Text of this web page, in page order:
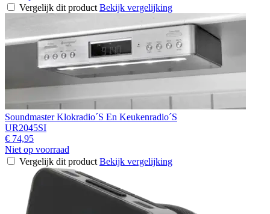
Vergelijk dit product Bekijk vergelijking
Soundmaster Klokradio´S En Keukenradio´S
UR2045SI
€ 74,95
Niet op voorraad
Vergelijk dit product Bekijk vergelijking